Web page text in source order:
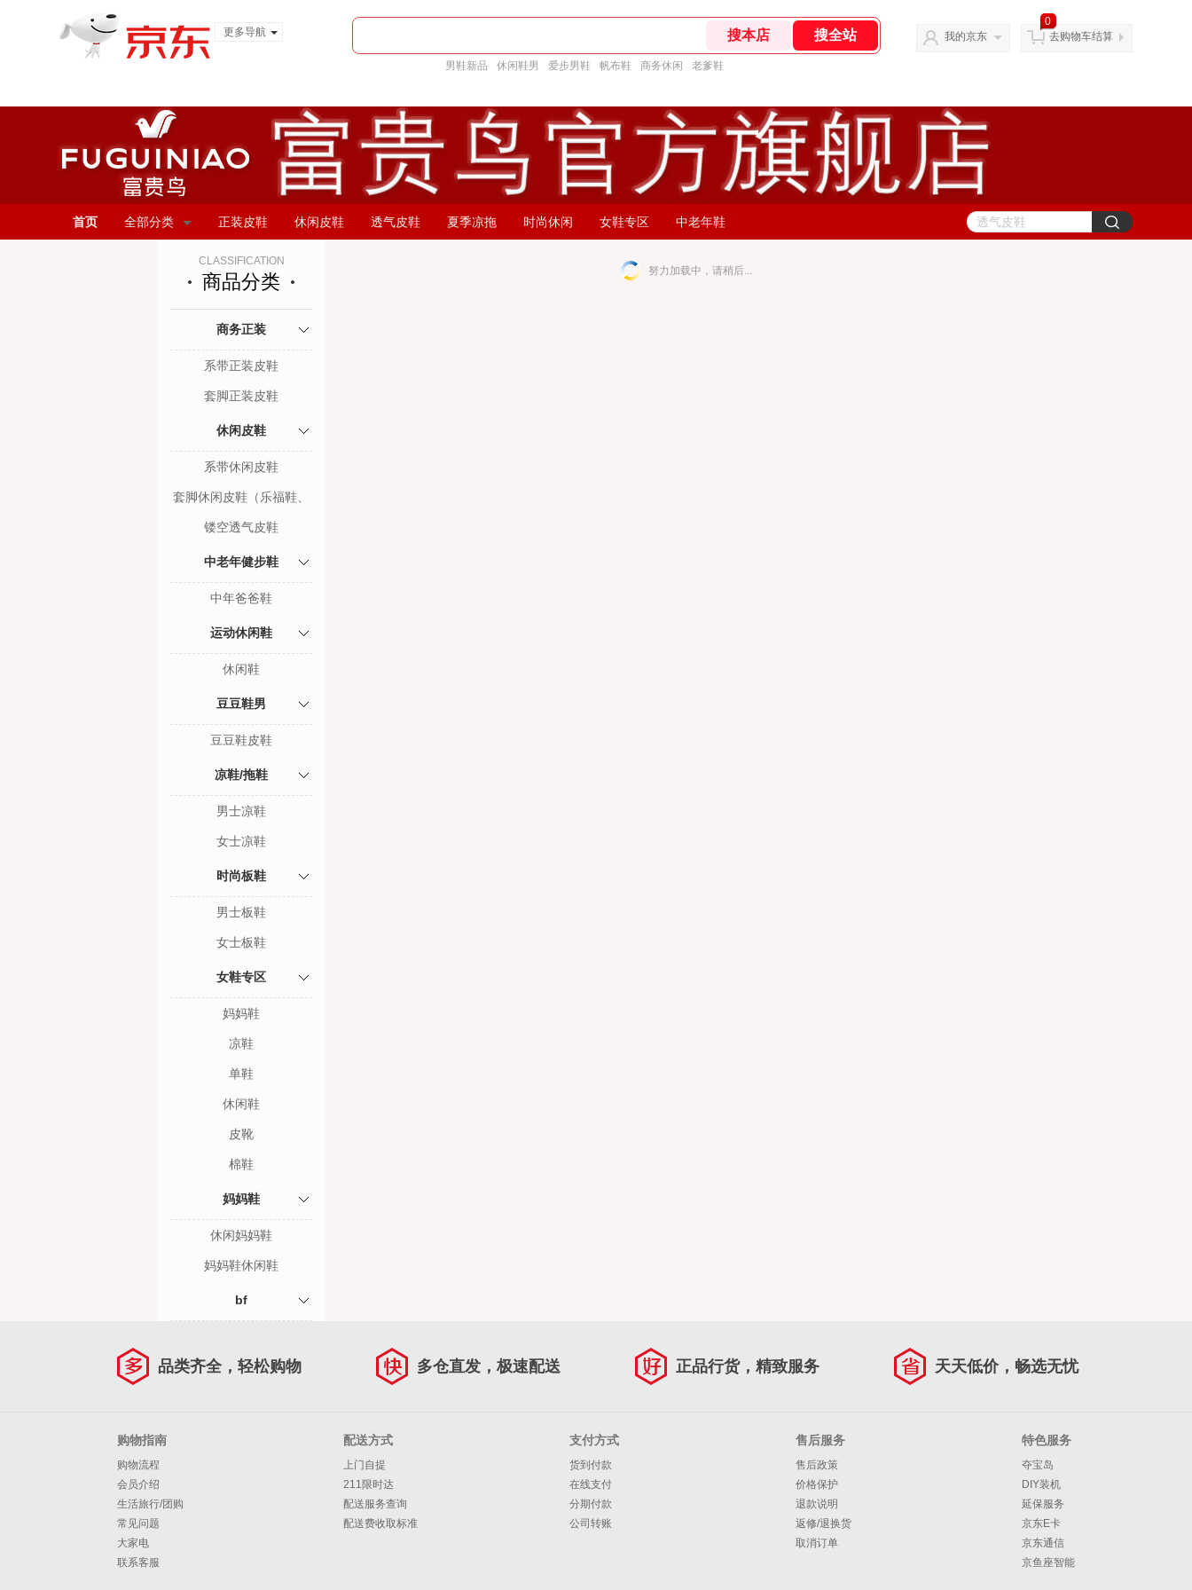
更多导航
男鞋新品 休闲鞋男 爱步男鞋 帆布鞋 商务休闲 老爹鞋
我的京东
0
去购物车结算
首页 全部分类 正装皮鞋 休闲皮鞋 透气皮鞋 夏季凉拖 时尚休闲 女鞋专区 中老年鞋
CLASSIFICATION
商品分类
商务正装
系带正装皮鞋
套脚正装皮鞋
休闲皮鞋
系带休闲皮鞋
套脚休闲皮鞋（乐福鞋、
豆豆鞋）
镂空透气皮鞋
中老年健步鞋
中年爸爸鞋
运动休闲鞋
休闲鞋
豆豆鞋男
豆豆鞋皮鞋
凉鞋/拖鞋
男士凉鞋
女士凉鞋
时尚板鞋
男士板鞋
女士板鞋
女鞋专区
妈妈鞋
凉鞋
单鞋
休闲鞋
皮靴
棉鞋
妈妈鞋
休闲妈妈鞋
妈妈鞋休闲鞋
bf
努力加载中，请稍后...
品类齐全，轻松购物 多仓直发，极速配送 正品行货，精致服务 天天低价，畅选无忧
购物指南
购物流程
会员介绍
生活旅行/团购
常见问题
大家电
联系客服
配送方式
上门自提
211限时达
配送服务查询
配送费收取标准
支付方式
货到付款
在线支付
分期付款
公司转账
售后服务
售后政策
价格保护
退款说明
返修/退换货
取消订单
特色服务
夺宝岛
DIY装机
延保服务
京东E卡
京东通信
京鱼座智能